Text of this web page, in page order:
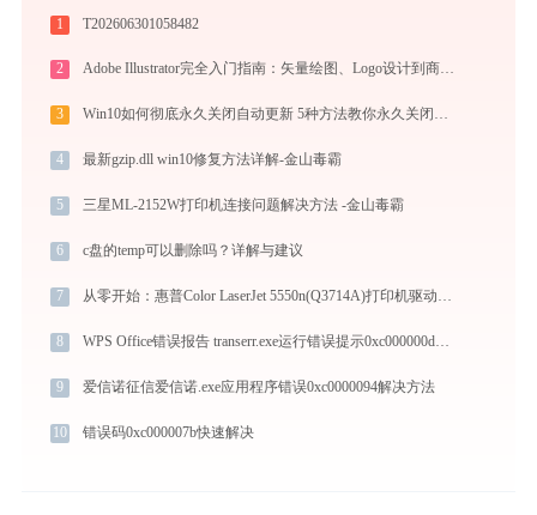
1 T202606301058482
2 Adobe Illustrator完全入门指南：矢量绘图、Logo设计到商业插画的必备工具详解
3 Win10如何彻底永久关闭自动更新 5种方法教你永久关闭win10自动更新
4 最新gzip.dll win10修复方法详解-金山毒霸
5 三星ML-2152W打印机连接问题解决方法 -金山毒霸
6 c盘的temp可以删除吗？详解与建议
7 从零开始：惠普Color LaserJet 5550n(Q3714A)打印机驱动的下载及安装流程
8 WPS Office错误报告 transerr.exe运行错误提示0xc000000d的解决办法
9 爱信诺征信爱信诺.exe应用程序错误0xc0000094解决方法
10 错误码0xc000007b快速解决